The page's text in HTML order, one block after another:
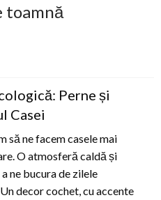
toamnă
Perne și
Casei
să ne facem casele mai
O atmosferă caldă și
ne bucura de zilele
decor cochet, cu accente